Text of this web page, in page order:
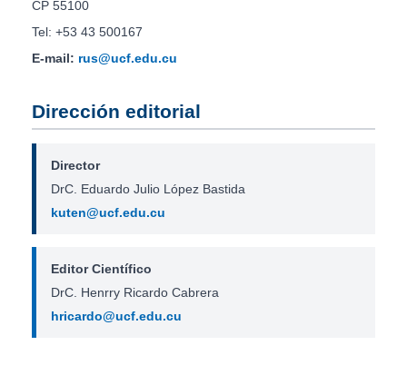
CP 55100
Tel: +53 43 500167
E-mail: rus@ucf.edu.cu
Dirección editorial
Director
DrC. Eduardo Julio López Bastida
kuten@ucf.edu.cu
Editor Científico
DrC. Henrry Ricardo Cabrera
hricardo@ucf.edu.cu